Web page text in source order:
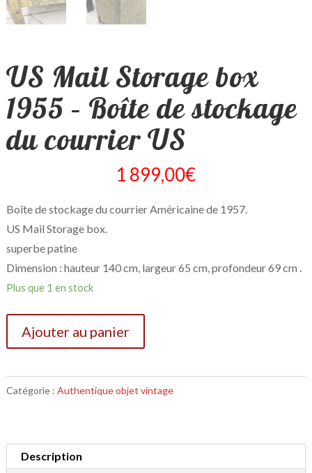
US Mail Storage box
1955 – Boîte de stockage
du courrier US
1 899,00€
Boîte de stockage du courrier Américaine de 1957.
US Mail Storage box.
superbe patine
Dimension : hauteur 140 cm, largeur 65 cm, profondeur 69 cm .
Plus que 1 en stock
Ajouter au panier
Catégorie : Authentique objet vintage
Description